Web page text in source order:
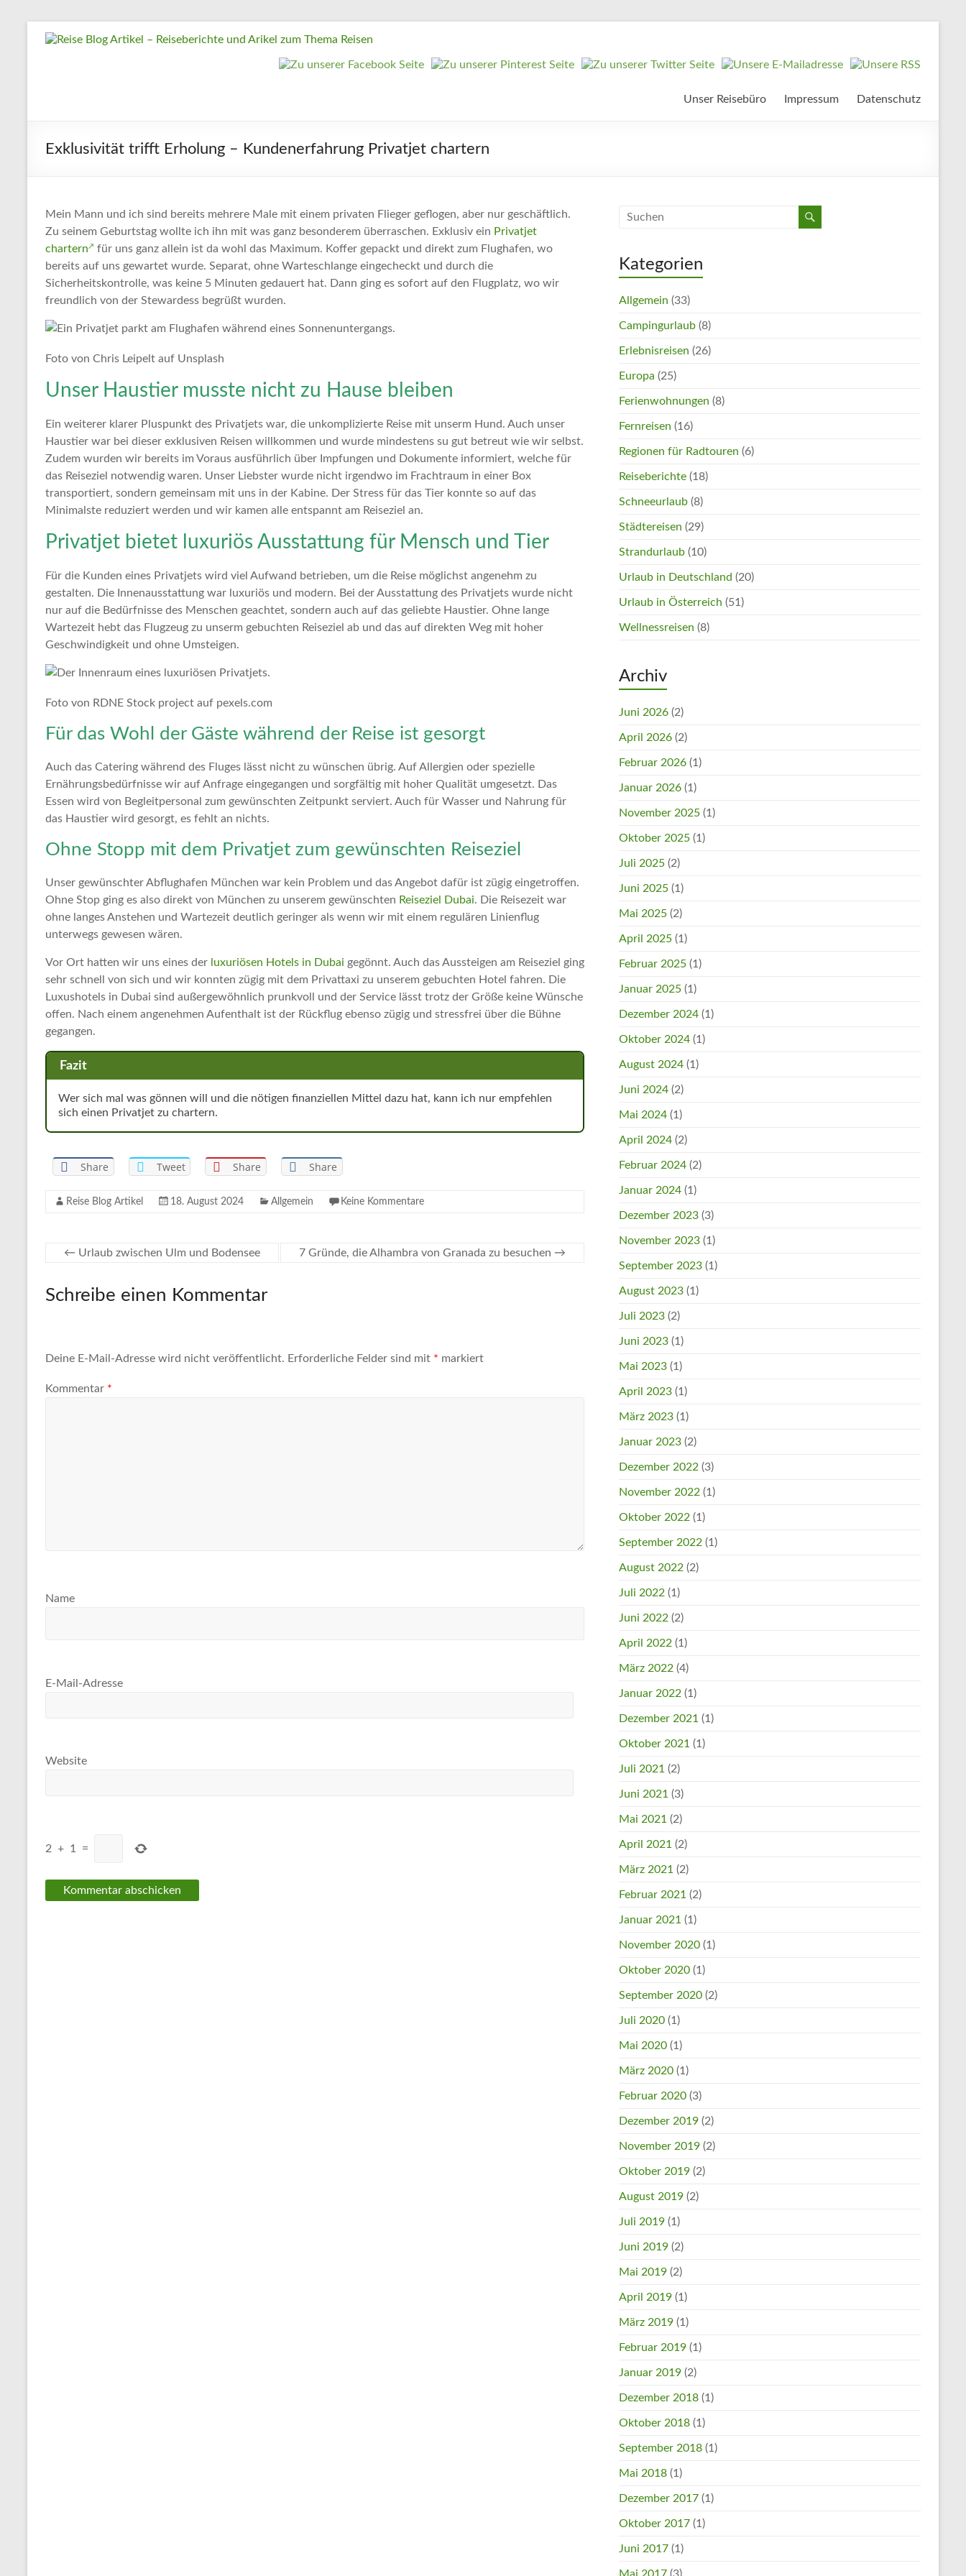
InhaltReise
und
Thema
Reisen
Tipps
Informationen
Thema
Unser Reisebüro Impressum Datenschutz
Exklusivität trifft Erholung – Kundenerfahrung Privatjet chartern
Mein Mann und ich sind bereits mehrere Male mit einem privaten Flieger geflogen, aber nur geschäftlich.
Zu seinem Geburtstag wollte ich ihn mit was ganz besonderem überraschen. Exklusiv ein Privatjet
chartern
für uns ganz allein ist da wohl das Maximum. Koffer gepackt und direkt zum Flughafen, wo
bereits auf uns gewartet wurde. Separat, ohne Warteschlange eingecheckt und durch die
Sicherheitskontrolle, was keine 5 Minuten gedauert hat. Dann ging es sofort auf den Flugplatz, wo wir
freundlich von der Stewardess begrüßt wurden.
Foto von Chris Leipelt auf Unsplash
Unser Haustier musste nicht zu Hause bleiben
Ein weiterer klarer Pluspunkt des Privatjets war, die unkomplizierte Reise mit unserm Hund. Auch unser
Haustier war bei dieser exklusiven Reisen willkommen und wurde mindestens su gut betreut wie wir selbst.
Zudem wurden wir bereits im Voraus ausführlich über Impfungen und Dokumente informiert, welche für
das Reiseziel notwendig waren. Unser Liebster wurde nicht irgendwo im Frachtraum in einer Box
transportiert, sondern gemeinsam mit uns in der Kabine. Der Stress für das Tier konnte so auf das
Minimalste reduziert werden und wir kamen alle entspannt am Reiseziel an.
Privatjet bietet luxuriös Ausstattung für Mensch und Tier
Für die Kunden eines Privatjets wird viel Aufwand betrieben, um die Reise möglichst angenehm zu
gestalten. Die Innenausstattung war luxuriös und modern. Bei der Ausstattung des Privatjets wurde nicht
nur auf die Bedürfnisse des Menschen geachtet, sondern auch auf das geliebte Haustier. Ohne lange
Wartezeit hebt das Flugzeug zu unserm gebuchten Reiseziel ab und das auf direkten Weg mit hoher
Geschwindigkeit und ohne Umsteigen.
Foto von RDNE Stock project auf pexels.com
Für das Wohl der Gäste während der Reise ist gesorgt
Auch das Catering während des Fluges lässt nicht zu wünschen übrig. Auf Allergien oder spezielle
Ernährungsbedürfnisse wir auf Anfrage eingegangen und sorgfältig mit hoher Qualität umgesetzt. Das
Essen wird von Begleitpersonal zum gewünschten Zeitpunkt serviert. Auch für Wasser und Nahrung für
das Haustier wird gesorgt, es fehlt an nichts.
Ohne Stopp mit dem Privatjet zum gewünschten Reiseziel
Unser gewünschter Abflughafen München war kein Problem und das Angebot dafür ist zügig eingetroffen.
Ohne Stop ging es also direkt von München zu unserem gewünschten Reiseziel Dubai. Die Reisezeit war
ohne langes Anstehen und Wartezeit deutlich geringer als wenn wir mit einem regulären Linienflug
unterwegs gewesen wären.
Vor Ort hatten wir uns eines der luxuriösen Hotels in Dubai gegönnt. Auch das Aussteigen am Reiseziel ging
sehr schnell von sich und wir konnten zügig mit dem Privattaxi zu unserem gebuchten Hotel fahren. Die
Luxushotels in Dubai sind außergewöhnlich prunkvoll und der Service lässt trotz der Größe keine Wünsche
offen. Nach einem angenehmen Aufenthalt ist der Rückflug ebenso zügig und stressfrei über die Bühne
gegangen.
Fazit
Wer sich mal was gönnen will und die nötigen finanziellen Mittel dazu hat, kann ich nur empfehlen
sich einen Privatjet zu chartern.
Share Tweet Share Share
Reise Blog Artikel 18. August 2024 Allgemein Keine Kommentare
← Urlaub zwischen Ulm und Bodensee 7 Gründe, die Alhambra von Granada zu besuchen →
Schreibe einen Kommentar
Deine E-Mail-Adresse wird nicht veröffentlicht. Erforderliche Felder sind mit * markiert
Kommentar *
Name
E-Mail-Adresse
Website
2 + 1 =
Kategorien
Allgemein (33)
Campingurlaub (8)
Erlebnisreisen (26)
Europa (25)
Ferienwohnungen (8)
Fernreisen (16)
Regionen für Radtouren (6)
Reiseberichte (18)
Schneeurlaub (8)
Städtereisen (29)
Strandurlaub (10)
Urlaub in Deutschland (20)
Urlaub in Österreich (51)
Wellnessreisen (8)
Archiv
Juni 2026 (2)
April 2026 (2)
Februar 2026 (1)
Januar 2026 (1)
November 2025 (1)
Oktober 2025 (1)
Juli 2025 (2)
Juni 2025 (1)
Mai 2025 (2)
April 2025 (1)
Februar 2025 (1)
Januar 2025 (1)
Dezember 2024 (1)
Oktober 2024 (1)
August 2024 (1)
Juni 2024 (2)
Mai 2024 (1)
April 2024 (2)
Februar 2024 (2)
Januar 2024 (1)
Dezember 2023 (3)
November 2023 (1)
September 2023 (1)
August 2023 (1)
Juli 2023 (2)
Juni 2023 (1)
Mai 2023 (1)
April 2023 (1)
März 2023 (1)
Januar 2023 (2)
Dezember 2022 (3)
November 2022 (1)
Oktober 2022 (1)
September 2022 (1)
August 2022 (2)
Juli 2022 (1)
Juni 2022 (2)
April 2022 (1)
März 2022 (4)
Januar 2022 (1)
Dezember 2021 (1)
Oktober 2021 (1)
Juli 2021 (2)
Juni 2021 (3)
Mai 2021 (2)
April 2021 (2)
März 2021 (2)
Februar 2021 (2)
Januar 2021 (1)
November 2020 (1)
Oktober 2020 (1)
September 2020 (2)
Juli 2020 (1)
Mai 2020 (1)
März 2020 (1)
Februar 2020 (3)
Dezember 2019 (2)
November 2019 (2)
Oktober 2019 (2)
August 2019 (2)
Juli 2019 (1)
Juni 2019 (2)
Mai 2019 (2)
April 2019 (1)
März 2019 (1)
Februar 2019 (1)
Januar 2019 (2)
Dezember 2018 (1)
Oktober 2018 (1)
September 2018 (1)
Mai 2018 (1)
Dezember 2017 (1)
Oktober 2017 (1)
Juni 2017 (1)